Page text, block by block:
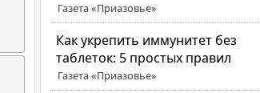
Газета «Приазовье»
Как укрепить иммунитет без
таблеток: 5 простых правил
Газета «Приазовье»